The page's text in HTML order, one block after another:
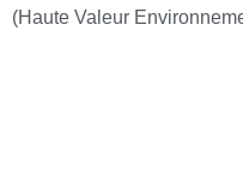
(Haute Valeur